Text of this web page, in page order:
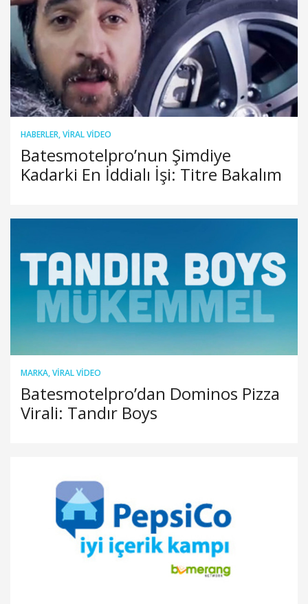
HABERLER,VIRAL VIDEO
Batesmotelpro’nun Şimdiye
Kadarki En İddialı İşi: Titre Bakalım
MARKA,VIRAL VIDEO
Batesmotelpro’dan Dominos Pizza
Virali: Tandır Boys